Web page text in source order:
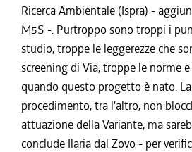
Ricerca Ambientale (Ispra) -
M5S -. Purtroppo sono troppi i
studio, troppe le leggerezze che
screening di Via, troppe le norme
quando questo progetto è nato.
procedimento, tra l'altro, non
attuazione della Variante, ma
conclude Ilaria dal Zovo - per